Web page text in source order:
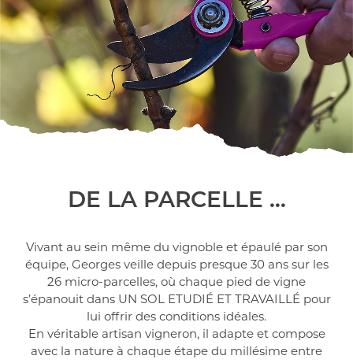
DE LA PARCELLE …
Vivant au sein même du vignoble et épaulé par son
équipe, Georges veille depuis presque 30 ans sur les
26 micro-parcelles, où chaque pied de vigne
s’épanouit dans UN SOL ETUDIÉ ET TRAVAILLÉ pour
lui offrir des conditions idéales.
En véritable artisan vigneron, il adapte et compose
avec la nature à chaque étape du millésime entre